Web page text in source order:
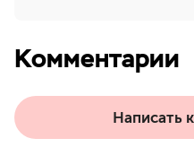
Комментарии
Написать